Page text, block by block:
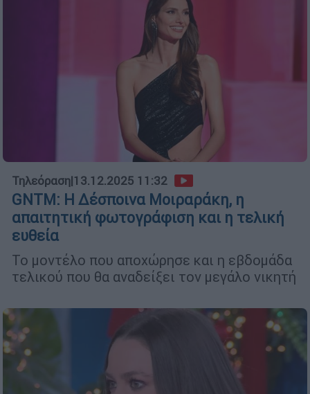
Τηλεόραση|13.12.2025 11:32
GNTM: Η Δέσποινα Μοιραράκη, η
απαιτητική φωτογράφιση και η τελική
ευθεία
Το μοντέλο που αποχώρησε και η εβδομάδα
τελικού που θα αναδείξει τον μεγάλο νικητή